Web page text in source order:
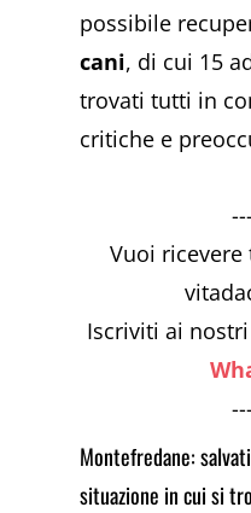
possibile
cani, di cui 15
trovati tutti in
critiche e
Vuoi
Iscriviti ai
Montefredane:
situazione in cui si